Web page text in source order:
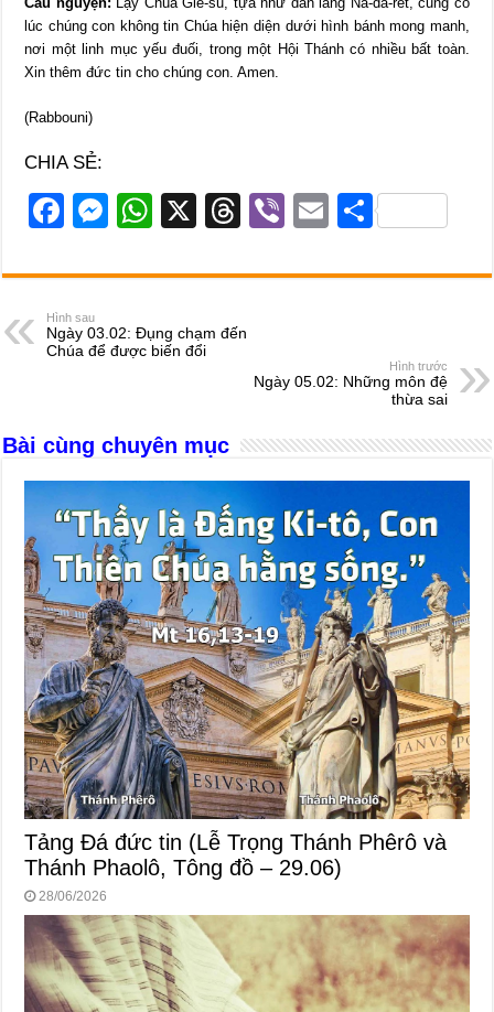
lúc chúng con không tin Chúa hiện diện dưới hình bánh mong manh,
nơi một linh mục yếu đuối, trong một Hội Thánh có nhiều bất toàn.
Xin thêm đức tin cho chúng con. Amen.
(Rabbouni)
CHIA SẺ:
F
c
e
b
k
M
ss
n
W
at
A
X
T
e
d
s
Vi
er
E
ail
S
ar
Hình sau
Ngày 03.02: Đụng chạm đến
Chúa để được biến đổi
Hình trước
Ngày 05.02: Những môn đệ
thừa sai
Bài cùng chuyên mục
Tảng Đá đức tin (Lễ Trọng Thánh Phêrô và
Thánh Phaolô, Tông đồ – 29.06)
28/06/2026